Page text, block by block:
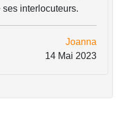
ses interlocuteurs.
Joanna
14 Mai 2023